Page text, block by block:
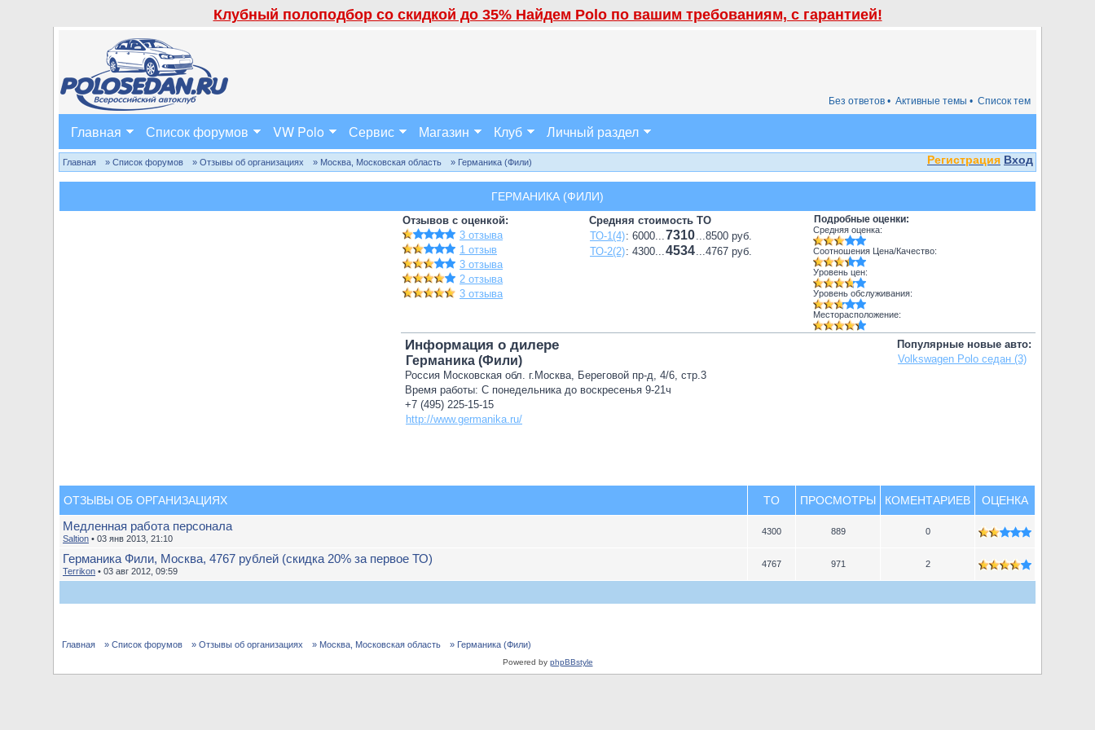
Клубный полоподбор со скидкой до 35% Найдем Polo по вашим требованиям, с гарантией!
Список тем
Активные темы •
Без ответов •
Главная Список форумов VW Polo Сервис Магазин Клуб Личный раздел
Регистрация Вход
Главная » Список форумов » Отзывы об организациях » Москва, Московская область » Германика (Фили)
ГЕРМАНИКА (ФИЛИ)
Отзывов с оценкой:
3 отзыва
1 отзыв
3 отзыва
2 отзыва
3 отзыва
Средняя стоимость ТО
ТО-1(4): 6000...7310...8500 руб.
ТО-2(2): 4300...4534...4767 руб.
Подробные оценки:
Средняя оценка:
Соотношения Цена/Качество:
Уровень цен:
Уровень обслуживания:
Месторасположение:
Популярные новые авто:
Volkswagen Polo седан (3)
Информация о дилере
Германика (Фили)
Россия Московская обл. г.Москва, Береговой пр-д, 4/6, стр.3
Время работы: С понедельника до воскресенья 9-21ч
+7 (495) 225-15-15
http://www.germanika.ru/
ОТЗЫВЫ ОБ ОРГАНИЗАЦИЯХ TO ПРОСМОТРЫ КОМЕНТАРИЕВ ОЦЕНКА
Медленная работа персонала
Saltion • 03 янв 2013, 21:10
4300 889 0
Германика Фили, Москва, 4767 рублей (скидка 20% за первое ТО)
Terrikon • 03 авг 2012, 09:59
4767 971 2
Главная » Список форумов » Отзывы об организациях » Москва, Московская область » Германика (Фили)
Powered by phpBBstyle